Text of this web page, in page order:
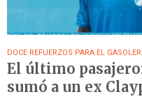
DOCE REFUERZOS PARA EL
El último
sumó a un ex